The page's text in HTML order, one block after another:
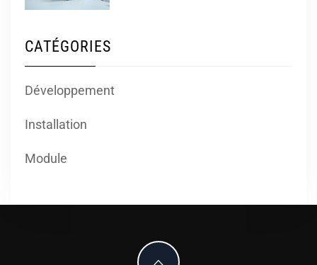
CATÉGORIES
Développement
Installation
Module